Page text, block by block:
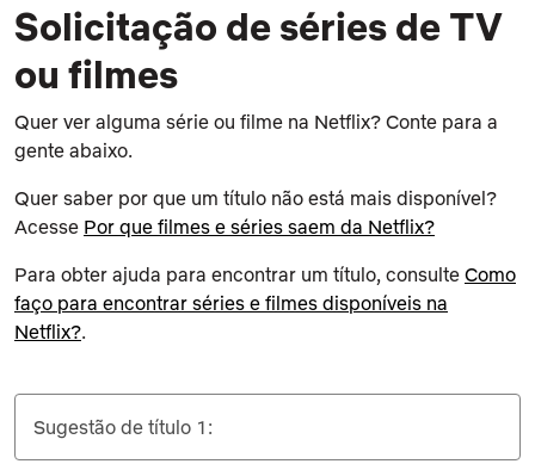
Solicitação de séries de TV
ou filmes
Quer ver alguma série ou filme na Netflix? Conte para a
gente abaixo.
Quer saber por que um título não está mais disponível?
Acesse Por que filmes e séries saem da Netflix?
Para obter ajuda para encontrar um título, consulte Como
faço para encontrar séries e filmes disponíveis na
Netflix?.
Sugestão de título 1: